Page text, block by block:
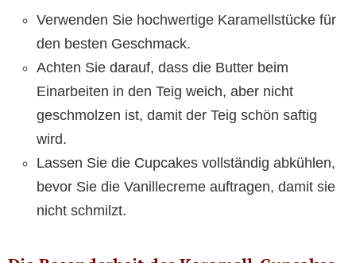
Verwenden Sie hochwertige Karamellstücke für
den besten Geschmack.
Achten Sie darauf, dass die Butter beim
Einarbeiten in den Teig weich, aber nicht
geschmolzen ist, damit der Teig schön saftig
wird.
Lassen Sie die Cupcakes vollständig abkühlen,
bevor Sie die Vanillecreme auftragen, damit sie
nicht schmilzt.